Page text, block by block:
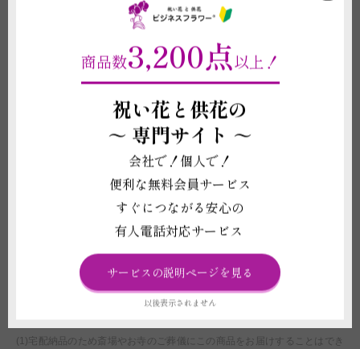
(1)花は形状や色合いが個々で異なります。掲載写真はイメージのため、季
節や生育状況により花の形状や色味が変動することがございますので、予め
(2)立札やメッセージカード、器などの資材の形状や素材は在庫の都合上、
掲載イメージ写真と異なる場合がございます。これらイメージ写真と現物と
の違いを理由とする返品、返金、交換、その他の請求などには応じかねます
ので予めご了承ください。
(3)お届け先の気温が0度を下回る場合、また、30度を超える場合は、配送中
に植物が気温の影響で傷む可能性があるため、お申し込みをお受けできない
ことがございます。強いご希望がございましたら、気温による品質への影響
に責任が持てないことをご了承の上で配送手配をいたします。
けません。咲き具合について強いご希望がございましたら必ずご注文の申し
込み前に当店へお電話もしくはチャットサービスよりお問い合わせくださ
(5)鉢の回収は代金に含まれておりません。
(6)受注制作（オーダー）ですので、お申し込み後の変更、取り消しは承る
ことができません。制作開始後に、万が一お取り消しされた場合にも代金は
お客様の全額負担となります。
(1)宅配納品のため斎場やお寺のご葬儀にこの商品をお届けすることはでき
商品数3,200点以上！
祝い花と供花の
～ 専門サイト ～
会社で！個人で！
便利な無料会員サービス
すぐにつながる安心の
有人電話対応サービス
サービスの説明ページを見る
以後表示されません